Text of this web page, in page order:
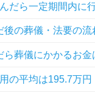
だら一定期間内に
後の葬儀・法要の流
ら葬儀にかかるお金
の平均は195.7万円